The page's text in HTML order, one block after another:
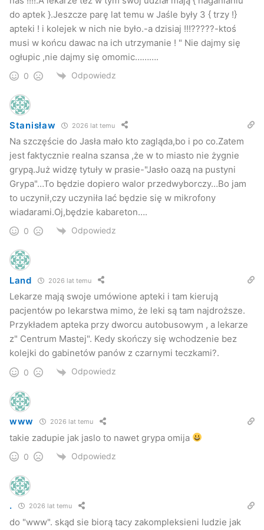
do aptek }.Jeszcze parę lat temu w Jaśle były 3 { trzy !}
apteki ! i kolejek w nich nie było.-a dzisiaj !!!?????-ktoś
musi w końcu dawac na ich utrzymanie ! " Nie dajmy się
ogłupic ,nie dajmy się omomic……….
0 Odpowiedz
Stanisław 2026 lat temu
Na szczęście do Jasła mało kto zagląda,bo i po co.Zatem
jest faktycznie realna szansa ,że w to miasto nie żygnie
grypą.Już widzę tytuły w prasie-"Jasło oazą na pustyni
Grypa"…To będzie dopiero walor przedwyborczy…Bo jam
to uczynił,czy uczyniła lać będzie się w mikrofony
wiadarami.Oj,będzie kabareton….
0 Odpowiedz
Land 2026 lat temu
Lekarze mają swoje umówione apteki i tam kierują
pacjentów po lekarstwa mimo, że leki są tam najdroższe.
Przykładem apteka przy dworcu autobusowym , a lekarze
z" Centrum Mastej". Kedy skończy się wchodzenie bez
kolejki do gabinetów panów z czarnymi teczkami?.
0 Odpowiedz
www 2026 lat temu
takie zadupie jak jaslo to nawet grypa omija
0 Odpowiedz
. 2026 lat temu
do "www". skąd sie biorą tacy zakompleksieni ludzie jak